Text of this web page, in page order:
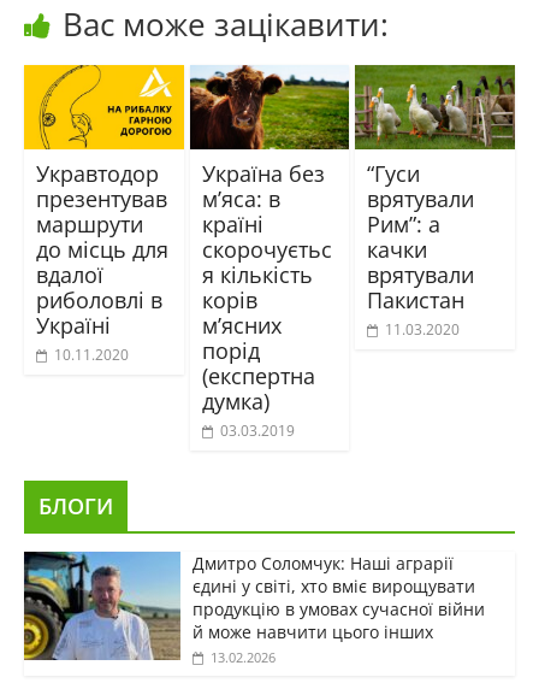
Вас може зацікавити:
Укравтодор
презентував
маршрути
до місць для
вдалої
риболовлі в
Україні
10.11.2020
Україна без
м’яса: в
країні
скорочуєтьс
я кількість
корів
м’ясних
порід
(експертна
думка)
03.03.2019
“Гуси
врятували
Рим”: а
качки
врятували
Пакистан
11.03.2020
БЛОГИ
Дмитро Соломчук: Наші аграрії
єдині у світі, хто вміє вирощувати
продукцію в умовах сучасної війни
й може навчити цього інших
13.02.2026